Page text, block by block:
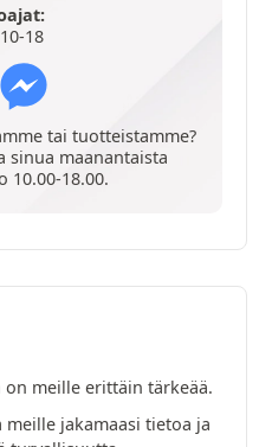
18
tai tuotteistamme?
sinua maanantaista
10.00-18.00.
meille erittäin tärkeää.
jakamaasi tietoa ja